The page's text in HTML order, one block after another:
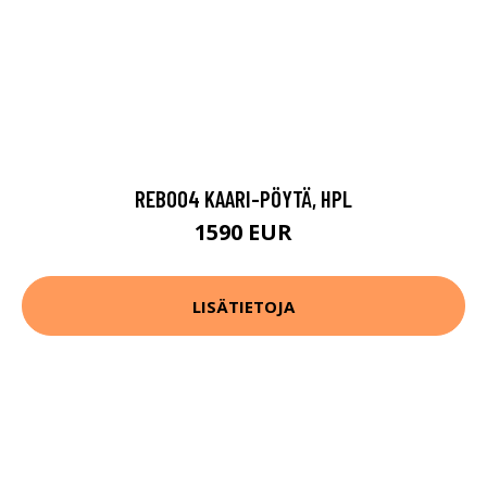
REB004 KAARI-PÖYTÄ, HPL
1590 EUR
LISÄTIETOJA